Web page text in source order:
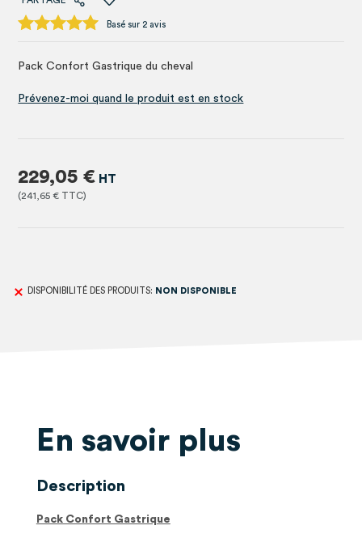
Basé sur 2 avis
Pack Confort Gastrique du cheval
Prévenez-moi quand le produit est en stock
241,65 €
229,05 €
DISPONIBILITÉ DES PRODUITS: NON DISPONIBLE
En savoir plus
Description
Pack Confort Gastrique